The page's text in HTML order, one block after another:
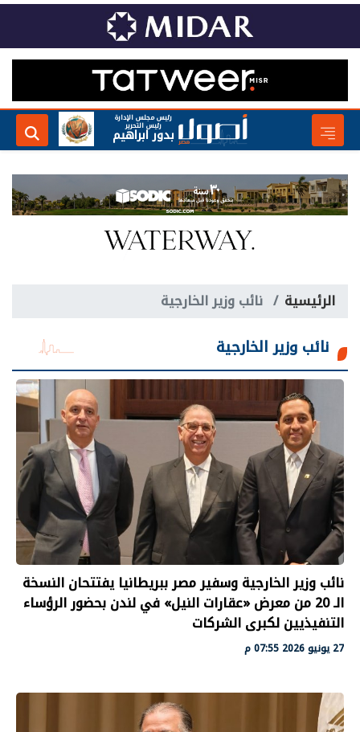
رئيس مجلس الإدارة
رئيس التحرير
بدور ابراهيم
الرئيسية نائب وزير الخارجية
نائب وزير الخارجية
نائب وزير الخارجية وسفير مصر ببريطانيا يفتتحان النسخة
الـ 20 من معرض «عقارات النيل» في لندن بحضور الرؤساء
التنفيذيين لكبرى الشركات
27 يونيو 2026 07:55 م